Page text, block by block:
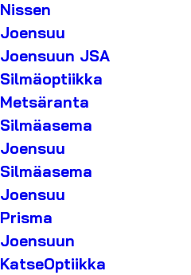
Nissen
Joensuu
Joensuun JSA
Silmäoptiikka
Metsäranta
Silmäasema
Joensuu
Silmäasema
Joensuu
Prisma
Joensuun
KatseOptiikka